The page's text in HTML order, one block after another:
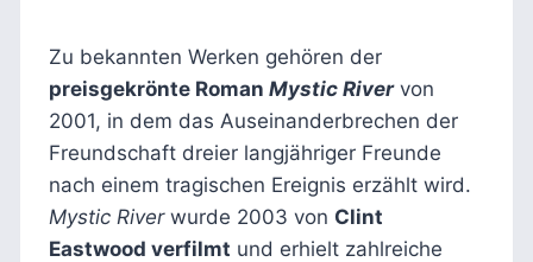
Zu bekannten Werken gehören der
preisgekrönte Roman Mystic Rivervon
2001, in dem das Auseinanderbrechen der
Freundschaft dreier langjähriger Freunde
nach einem tragischen Ereignis erzählt wird.
Mystic Riverwurde 2003 von Clint
Eastwood verfilmt und erhielt zahlreiche